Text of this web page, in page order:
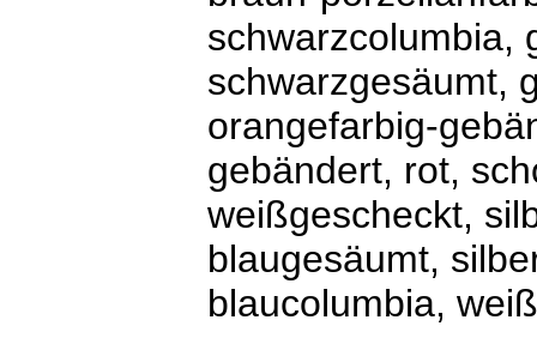
schwarzcolumbia,
schwarzgesäumt,
orangefarbig-
gebändert, rot,
weißgescheckt,
blaugesäumt,
blaucolumbia,